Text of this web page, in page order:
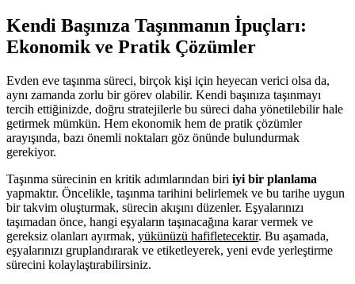
Kendi Başınıza Taşınmanın İpuçları:
Ekonomik ve Pratik Çözümler
Evden eve taşınma süreci, birçok kişi için heyecan verici olsa da,
aynı zamanda zorlu bir görev olabilir. Kendi başınıza taşınmayı
tercih ettiğinizde, doğru stratejilerle bu süreci daha yönetilebilir hale
getirmek mümkün. Hem ekonomik hem de pratik çözümler
arayışında, bazı önemli noktaları göz önünde bulundurmak
gerekiyor.
Taşınma sürecinin en kritik adımlarından biri iyi bir planlama
yapmaktır. Öncelikle, taşınma tarihini belirlemek ve bu tarihe uygun
bir takvim oluşturmak, sürecin akışını düzenler. Eşyalarınızı
taşımadan önce, hangi eşyaların taşınacağına karar vermek ve
gereksiz olanları ayırmak, yükünüzü hafifletecektir. Bu aşamada,
eşyalarınızı gruplandırarak ve etiketleyerek, yeni evde yerleştirme
sürecini kolaylaştırabilirsiniz.